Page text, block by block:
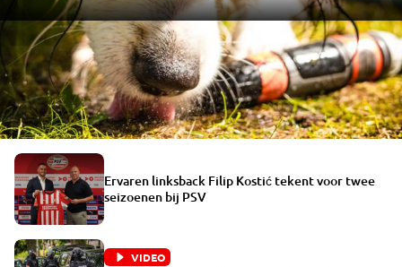
Ervaren linksback Filip Kostić tekent voor twee
seizoenen bij PSV
VIDEO